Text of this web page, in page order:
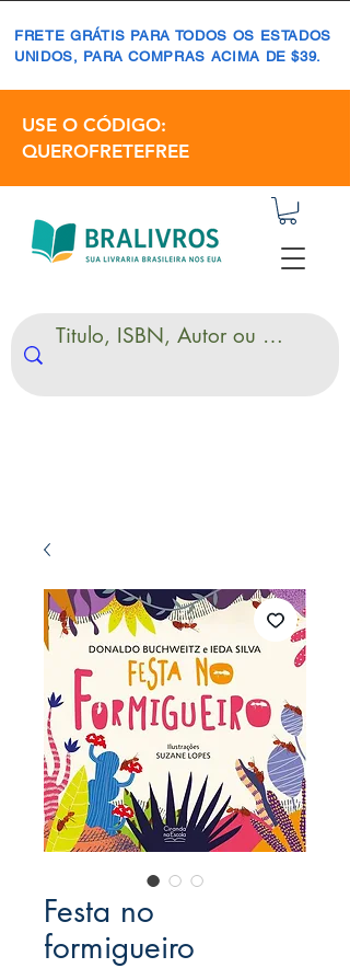
FRETE GRÁTIS PARA TODOS OS ESTADOS
UNIDOS, PARA COMPRAS ACIMA DE $39.
USE O CÓDIGO:
QUEROFRETEFREE
Festa no
formigueiro